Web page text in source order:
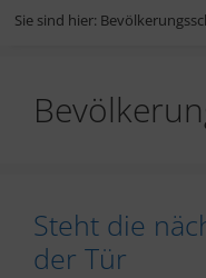
Sie sind hier:
Steht die
der Tür